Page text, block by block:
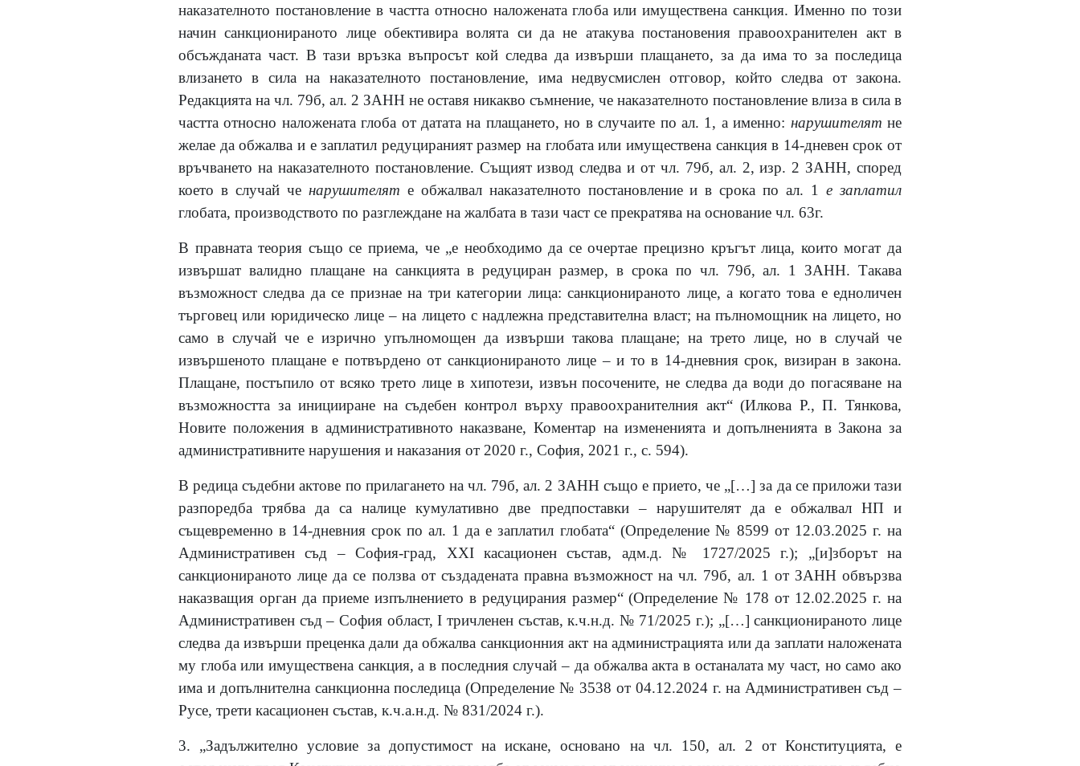
наказателното постановление в частта относно наложената глоба или имуществена санкция. Именно по този
начин санкционираното лице обективира волята си да не атакува постановения правоохранителен акт в
обсъжданата част. В тази връзка въпросът кой следва да извърши плащането, за да има то за последица
влизането в сила на наказателното постановление, има недвусмислен отговор, който следва от закона.
Редакцията на чл. 79б, ал. 2 ЗАНН не оставя никакво съмнение, че наказателното постановление влиза в сила в
частта относно наложената глоба от датата на плащането, но в случаите по ал. 1, а именно: нарушителят не
желае да обжалва и е заплатил редуцираният размер на глобата или имуществена санкция в 14-дневен срок от
връчването на наказателното постановление. Същият извод следва и от чл. 79б, ал. 2, изр. 2 ЗАНН, според
което в случай че нарушителят е обжалвал наказателното постановление и в срока по ал. 1е заплатил
глобата, производството по разглеждане на жалбата в тази част се прекратява на основание чл. 63г.
В правната теория също се приема, че „е необходимо да се очертае прецизно кръгът лица, които могат да
извършат валидно плащане на санкцията в редуциран размер, в срока по чл. 79б, ал. 1 ЗАНН. Такава
възможност следва да се признае на три категории лица: санкционираното лице, а когато това е едноличен
търговец или юридическо лице – на лицето с надлежна представителна власт; на пълномощник на лицето, но
само в случай че е изрично упълномощен да извърши такова плащане; на трето лице, но в случай че
извършеното плащане е потвърдено от санкционираното лице – и то в 14-дневния срок, визиран в закона.
Плащане, постъпило от всяко трето лице в хипотези, извън посочените, не следва да води до погасяване на
възможността за иницииране на съдебен контрол върху правоохранителния акт“ (Илкова Р., П. Тянкова,
Новите положения в административното наказване, Коментар на измененията и допълненията в Закона за
административните нарушения и наказания от 2020 г., София, 2021 г., с. 594).
В редица съдебни актове по прилагането на чл. 79б, ал. 2 ЗАНН също е прието, че „[…] за да се приложи тази
разпоредба трябва да са налице кумулативно две предпоставки – нарушителят да е обжалвал НП и
същевременно в 14-дневния срок по ал. 1 да е заплатил глобата“ (Определение № 8599 от 12.03.2025 г. на
Административен съд – София-град, XXIкасационен състав, адм.д. № 1727/2025 г.); „[и]зборът на
санкционираното лице да се ползва от създадената правна възможност на чл. 79б, ал. 1 от ЗАНН обвързва
наказващия орган да приеме изпълнението в редуцирания размер“ (Определение № 178 от 12.02.2025 г. на
Административен съд – София област,I тричленен състав, к.ч.н.д. № 71/2025 г.); „[…]санкционираното лице
следва да извърши преценка дали да обжалва санкционния акт на администрацията или да заплати наложената
му глоба или имуществена санкция, а в последния случай – да обжалва акта в останалата му част, но само ако
има и допълнителна санкционна последица (Определение № 3538 от 04.12.2024 г. на Административен съд –
Русе, трети касационен състав, к.ч.а.н.д. № 831/2024 г.).
3. „Задължително условие за допустимост на искане, основано на чл. 150, ал. 2 от Конституцията, е